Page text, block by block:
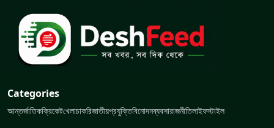
Categories
আন্তর্জাতিকক্রিকেটখেলাচাকরিজাতীয়প্রযুক্তিবিনোদনব্যবসারাজনীতিলাইফস্টাইল